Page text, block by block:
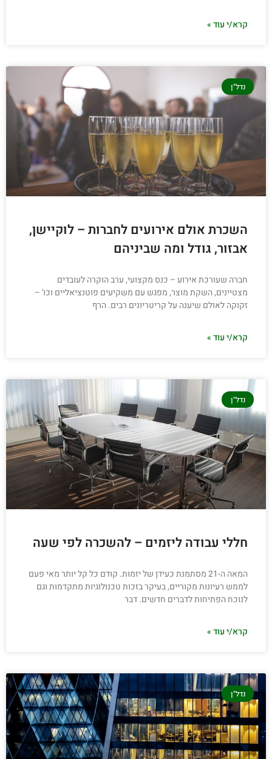
קרא/י עוד »
נדל"ן
השכרת אולם אירועים לחברות – לוקיישן,
אבזור, גודל ומה שביניהם
חברה שעורכת אירוע – כנס מקצועי, ערב הוקרה לעובדים
מצטיינים, השקת מוצר, מפגש עם משקיעים פוטנציאליים וכו' –
זקוקה לאולם שיענה על קריטריונים רבים. הרף
קרא/י עוד »
נדל"ן
חללי עבודה ליזמים – להשכרה לפי שעה
המאה ה-21 מסתמנת כעידן של יזמות. קודם כל קל יותר מאי פעם
לממש רעיונות מקוריים, בעיקר בזכות טכנולוגיות מתקדמות וגם
לנוכח הפתיחות לדברים חדשים. דבר
קרא/י עוד »
נדל"ן